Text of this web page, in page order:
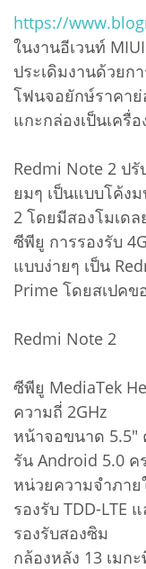
https://
ในงานอีเวนท์
ประเดิมงานด้วยก
โฟนจอยักษ์ราคาย่
แกะกล่องเป็นเครื่
Redmi Note 2 ป
ยมๆ เป็นแบบโค้ง
2 โดยมีสองโมเด
ซีพียู การรองรับ
แบบง่ายๆ เป็น
Prime โดยสเปค
Redmi Note 2
ซีพียู MediaTek
ความถี่ 2GHz
หน้าจอขนาด 5.5"
รัน Android 5.0 ค
หน่วยความจำภาย
รองรับ TDD-LTE
รองรับสองซิม
กล้องหลัง 13 เมก